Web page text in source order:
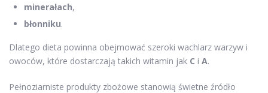
minerałach,
błonniku.
Dlatego dieta powinna obejmować szeroki wachlarz warzyw i
owoców, które dostarczają takich witamin jak C i A.
Pełnoziarniste produkty zbożowe stanowią świetne źródło